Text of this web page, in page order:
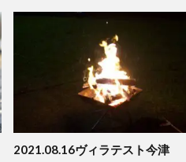
2021.08.16ヴィラテスト今津